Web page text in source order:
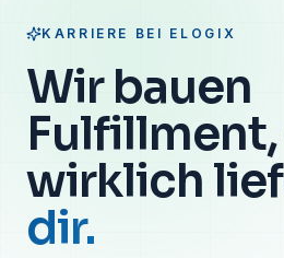
KARRIERE BEI ELOGIX
Wir bauen
Fulfillment,
wirklich
dir.